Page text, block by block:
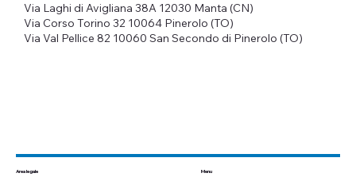
Via Laghi di Avigliana 38A 12030 Manta (CN)
Via Val Pellice 82 10060 San Secondo di Pinerolo (TO)
Via Corso Torino 32 10064 Pinerolo (TO)
Area legale Menu